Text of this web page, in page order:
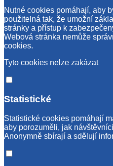
Nutné cookies pomáhají, aby
použitelná tak, že umožní
stránky a přístup k
Webová stránka nemůže
cookies.
Tyto cookies nelze zakázat
Statistické
Statistické cookies pomáhají
aby porozuměli, jak
Anonymně sbírají a sdělují